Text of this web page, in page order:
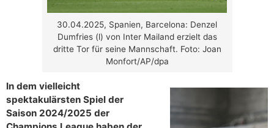
30.04.2025, Spanien, Barcelona: Denzel
Dumfries (l) von Inter Mailand erzielt das
dritte Tor für seine Mannschaft. Foto: Joan
Monfort/AP/dpa
In dem vielleicht
spektakulärsten Spiel der
Saison 2024/2025 der